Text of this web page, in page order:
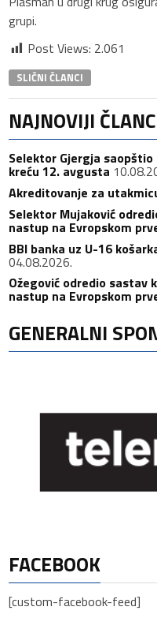
grupi.
Post Views: 2.061
SLIČNI ČLANCI
NAJNOVIJI
Selektor Gjergja
kreću 12. avgusta
Akreditovanje za
Selektor Mujaković
nastup na Evropskom
BBI banka uz U-16
04.08.2026.
Ožegović odredio sastav
nastup na Evropskom
GENERALNI
FACEBOOK
[custom-facebook-feed]